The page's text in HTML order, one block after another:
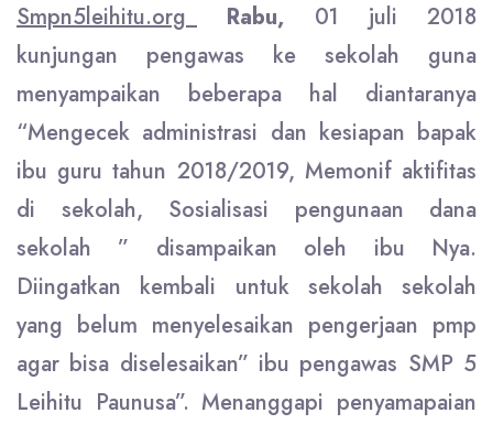
Smpn5leihitu.org_ Rabu, 01 juli 2018
kunjungan pengawas ke sekolah guna
menyampaikan beberapa hal diantaranya
“Mengecek administrasi dan kesiapan bapak
ibu guru tahun 2018/2019, Memonif aktifitas
di sekolah, Sosialisasi pengunaan dana
sekolah ” disampaikan oleh ibu Nya.
Diingatkan kembali untuk sekolah sekolah
yang belum menyelesaikan pengerjaan pmp
agar bisa diselesaikan” ibu pengawas SMP 5
Leihitu Paunusa”. Menanggapi penyamapaian